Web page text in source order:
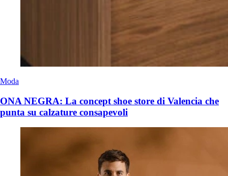
Moda
ONA NEGRA: La concept shoe store di Valencia che
punta su calzature consapevoli